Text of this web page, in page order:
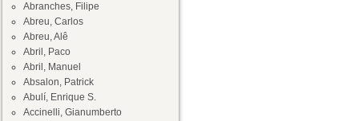
Abranches, Filipe
Abreu, Carlos
Abreu, Alê
Abril, Paco
Abril, Manuel
Absalon, Patrick
Abulí, Enrique S.
Accinelli, Gianumberto